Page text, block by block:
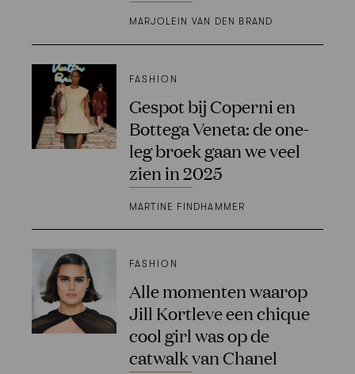
MARJOLEIN VAN DEN BRAND
FASHION
Gespot bij Coperni en
Bottega Veneta: de one-
leg broek gaan we veel
zien in 2025
MARTINE FINDHAMMER
FASHION
Alle momenten waarop
Jill Kortleve een chique
cool girl was op de
catwalk van Chanel